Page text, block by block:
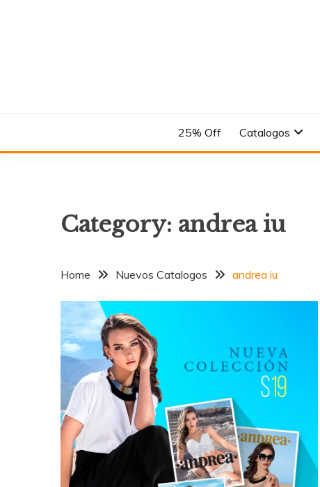
25% Off Catalogos
Category: andrea iu
Home Nuevos Catalogos andrea iu